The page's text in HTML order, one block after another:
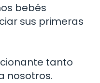
bebés
sus primeras
tanto
nosotros.